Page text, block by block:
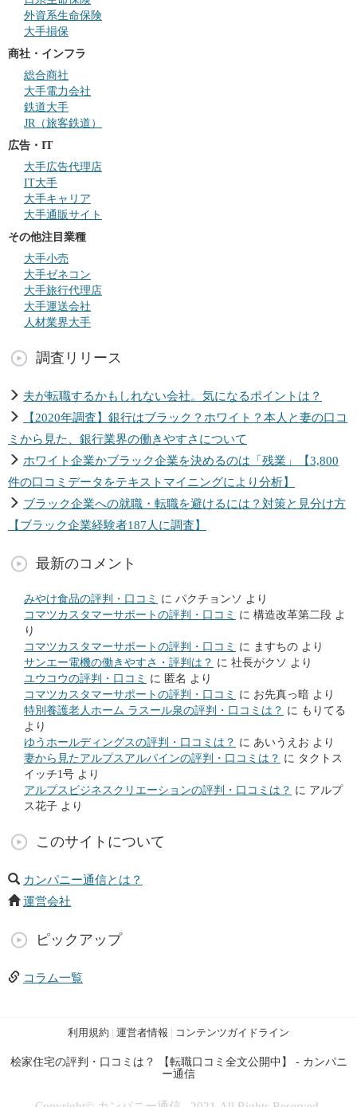
外資系生命保険
大手損保
商社・インフラ
総合商社
大手電力会社
鉄道大手
JR（旅客鉄道）
広告・IT
大手広告代理店
IT大手
大手キャリア
大手通販サイト
その他注目業種
大手小売
大手ゼネコン
大手旅行代理店
大手運送会社
人材業界大手
調査リリース
夫が転職するかもしれない会社。気になるポイントは？
【2020年調査】銀行はブラック？ホワイト？本人と妻の口コ
ミから見た、銀行業界の働きやすさについて
ホワイト企業かブラック企業を決めるのは「残業」【3,800
件の口コミデータをテキストマイニングにより分析】
ブラック企業への就職・転職を避けるには？対策と見分け方
【ブラック企業経験者187人に調査】
最新のコメント
みやけ食品の評判・口コミ に パクチョンソ より
コマツカスタマーサポートの評判・口コミ に 構造改革第二段 よ
り
コマツカスタマーサポートの評判・口コミ に ますちの より
サンエー電機の働きやすさ・評判は？ に 社長がクソ より
ユウコウの評判・口コミ に 匿名 より
コマツカスタマーサポートの評判・口コミ に お先真っ暗 より
特別養護老人ホーム ラスール泉の評判・口コミは？ に もりてる
より
ゆうホールディングスの評判・口コミは？ に あいうえお より
妻から見たアルプスアルパインの評判・口コミは？ に タクトス
イッチ1号 より
アルプスビジネスクリエーションの評判・口コミは？ に アルプ
ス花子 より
このサイトについて
カンパニー通信とは？
運営会社
ピックアップ
コラム一覧
利用規約 | 運営者情報 | コンテンツガイドライン
桧家住宅の評判・口コミは？ 【転職口コミ全文公開中】 - カンパニ
ー通信